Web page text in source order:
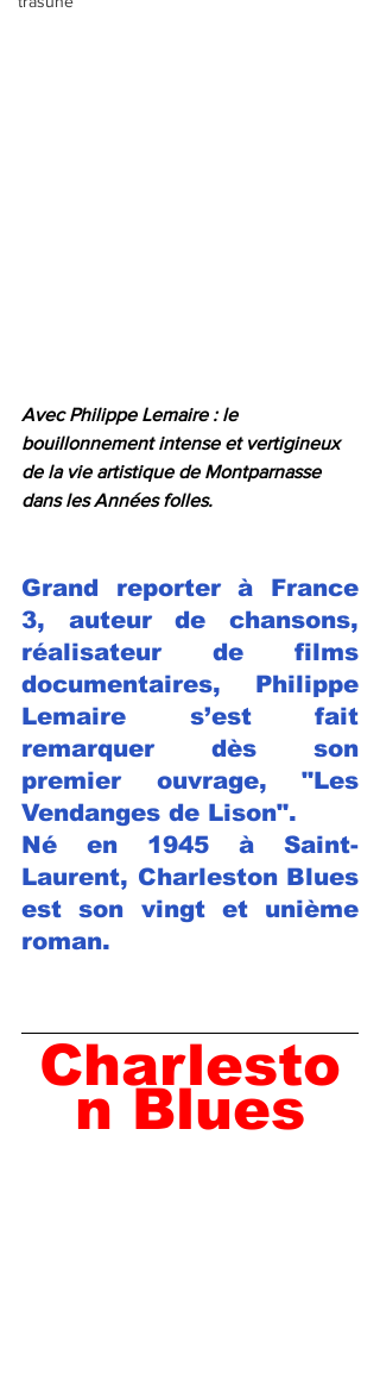
Avec Philippe Lemaire : le
bouillonnement intense et vertigineux
de la vie artistique de Montparnasse
dans les Années folles.
Grand reporter à France
3, auteur de chansons,
réalisateur de films
documentaires, Philippe
Lemaire s’est fait
remarquer dès son
premier ouvrage, "Les
Vendanges de Lison".
Né en 1945 à Saint-
Laurent, Charleston Blues
est son vingt et unième
roman.
Charlesto
n Blues